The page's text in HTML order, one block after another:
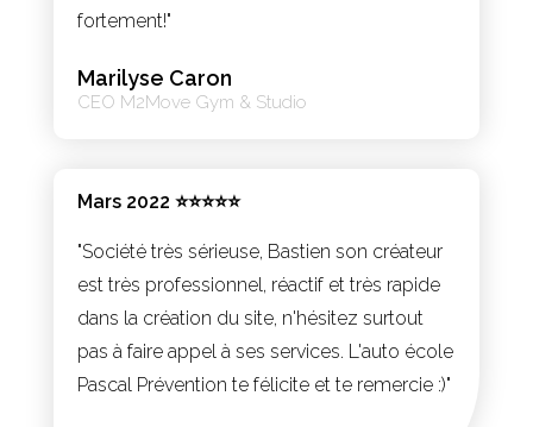
fortement!"
Marilyse Caron
CEO M2Move Gym & Studio
Mars 2022 ⭐⭐⭐⭐⭐
"Société très sérieuse, Bastien son créateur
est très professionnel, réactif et très rapide
dans la création du site, n'hésitez surtout
pas à faire appel à ses services. L'auto école
Pascal Prévention te félicite et te remercie :)"